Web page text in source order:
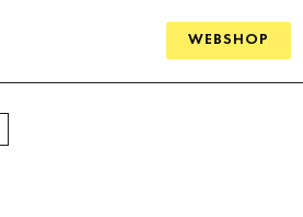
WEBSHOP